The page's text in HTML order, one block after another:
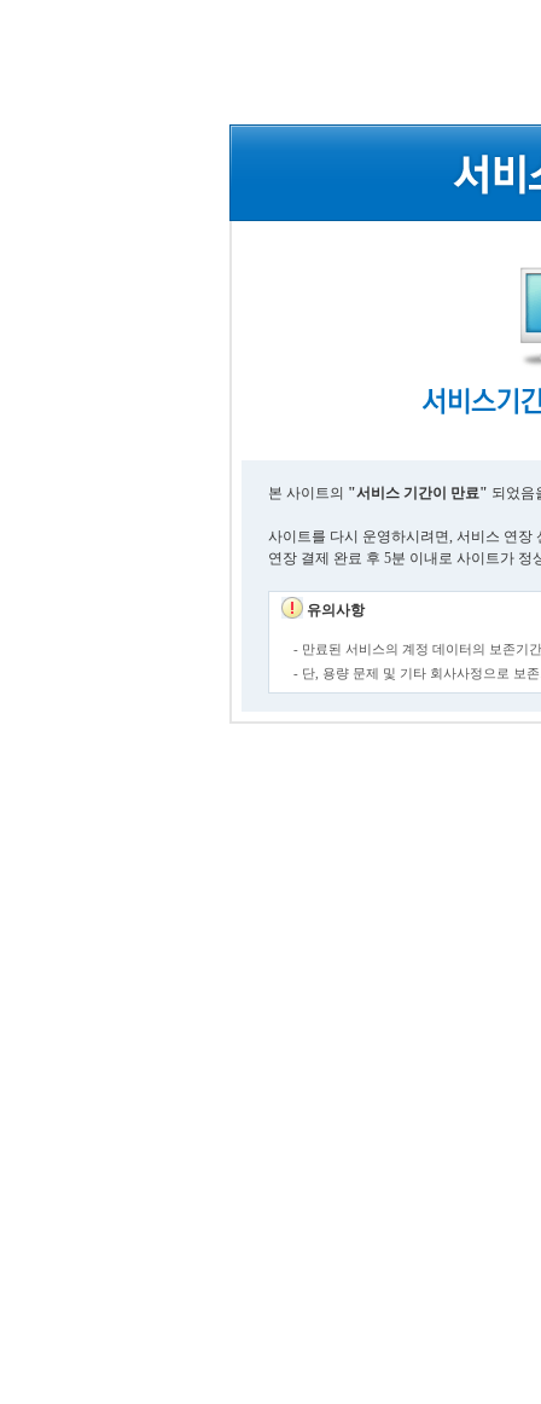
본 사이트의 "서비스 기간이 만료" 되었음
사이트를 다시 운영하시려면, 서비스 연장
연장 결제 완료 후 5분 이내로 사이트가 정
유의사항
- 만료된 서비스의 계정 데이터의 보존기
- 단, 용량 문제 및 기타 회사사정으로 보